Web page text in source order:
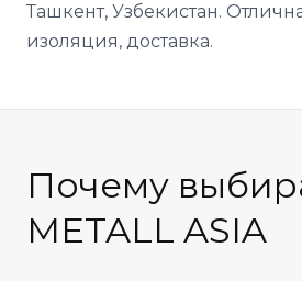
Ташкент, Узбекистан.
изоляция, доставка.
Почему
METALL ASIA